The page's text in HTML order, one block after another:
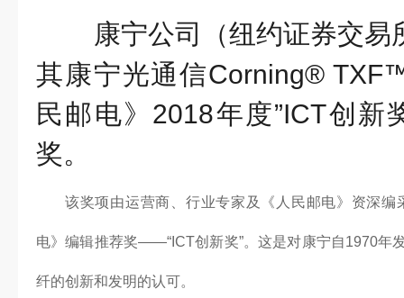
康宁公司（纽约证券交易
其康宁光通信Corning®
民邮电》2018年度”ICT创新
奖。
该奖项由运营商、行业专家及《人民邮电》资深
电》编辑推荐奖——“ICT创新奖”。这是对康宁自1970年
纤的创新和发明的认可。